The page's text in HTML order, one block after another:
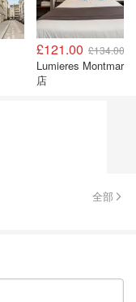
£121.00 £134.00
Lumieres
店
全部